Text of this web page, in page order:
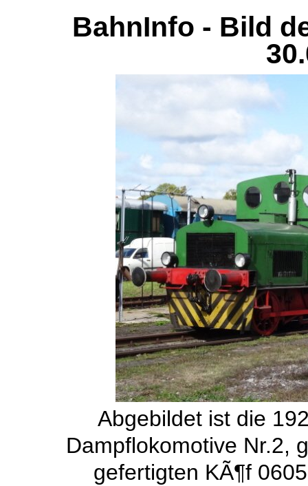
BahnInfo - Bild
Abgebildet ist die
Dampflokomotive Nr.2,
gefertigten KÃ¶f